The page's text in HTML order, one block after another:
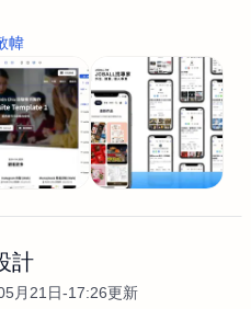
幃
計
月21日-17:26更新